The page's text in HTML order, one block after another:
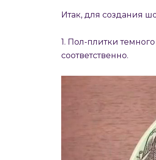
Итак, для создания
1. Пол-плитки
соответственно.